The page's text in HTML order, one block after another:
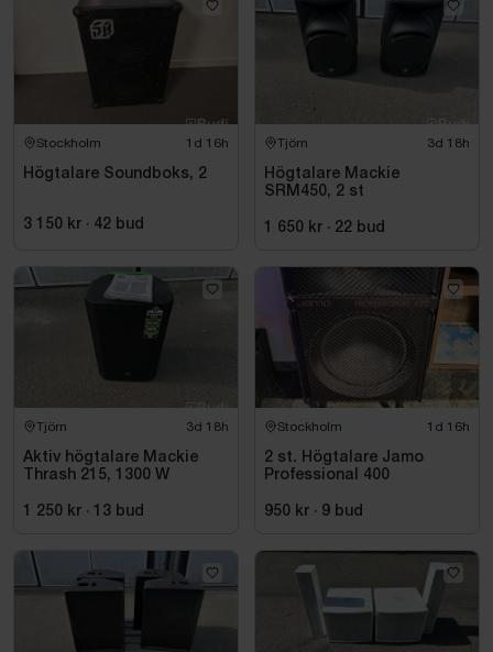
Stockholm 1d 16h
Högtalare Soundboks, 2
3 150 kr · 42 bud
Tjörn 3d 18h
Högtalare Mackie
SRM450, 2 st
1 650 kr · 22 bud
Tjörn 3d 18h
Aktiv högtalare Mackie
Thrash 215, 1300 W
1 250 kr · 13 bud
Stockholm 1d 16h
2 st. Högtalare Jamo
Professional 400
950 kr · 9 bud